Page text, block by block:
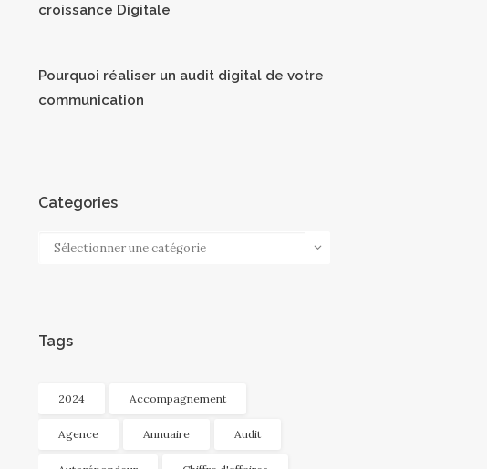
croissance Digitale
Pourquoi réaliser un audit digital de votre
communication
Categories
Categories
Tags
2024 Accompagnement
Agence Annuaire Audit